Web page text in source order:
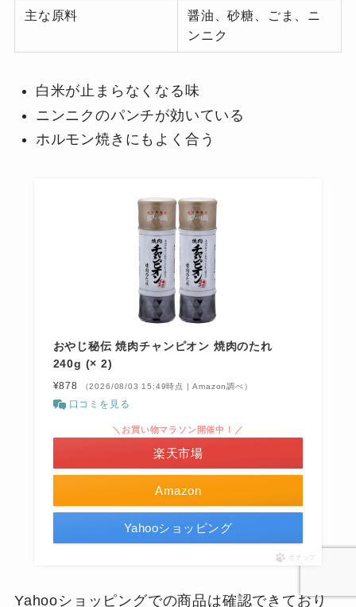
主な原料
醤油、砂糖、ごま、ニ
ンニク
白米が止まらなくなる味
ニンニクのパンチが効いている
ホルモン焼きにもよく合う
おやじ秘伝 焼肉チャンピオン 焼肉のたれ
240g (× 2)
¥878 （2026/08/03 15:49時点 | Amazon調べ）
口コミを見る
Amazon
＼お買い物マラソン開催中！／
楽天市場
Yahooショッピング
ポチップ
Yahooショッピングでの商品は確認できており